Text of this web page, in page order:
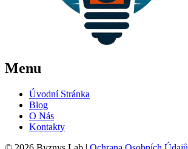
Menu
Úvodní Stránka
Blog
O Nás
Kontakty